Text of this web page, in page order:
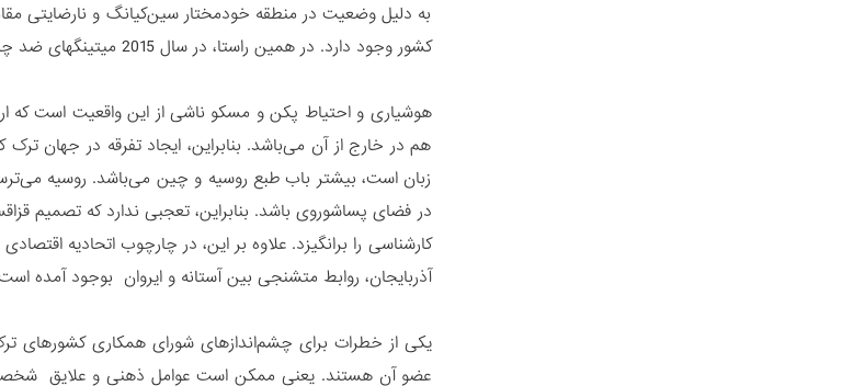
به دلیل وضعیت در منطقه خودمختار سین‌کیانگ و نارضایتی
کشور وجود دارد. در همین راستا، در سال 2015 میتینگهای ضد چینی با درخواست دفاع از حقوق اویغورها برگزار شد.
هوشیاری و احتیاط پکن و مسکو ناشی از این واقعیت است که
هم در خارج از آن می‌باشد‌. بنابراین، ایجاد تفرقه در جهان
زبان است، بیشتر باب طبع روسیه و چین می‌باشد. روسیه
در فضای پساشوروی باشد. بنابراین، تعجبی ندارد که تصمیم
کارشناسی را برانگیزد. علاوه بر این، در چارچوب اتحادیه
آذربایجان، روابط متشنجی بین آستانه و ایروان بوجود آمده
یکی از خطرات برای چشم‌اندازهای شورای همکاری
عضو آن هستند. یعنی ممکن است عوامل ذهنی و علایق شخصی